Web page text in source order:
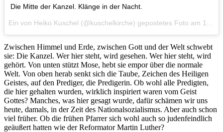
Die Mitte der Kanzel. Klänge in der Nacht.
Ein von Heiko Kuschel (@kuschelkirche) gepostetes Foto am 11. Dez 2015 um 14:42 Uhr
Zwischen Himmel und Erde, zwischen Gott und der Welt schwebt
sie: Die Kanzel. Wer hier steht, wird gesehen. Wer hier steht, wird
gehört. Von unten stützt Mose, hebt sie empor über die normale
Welt. Von oben herab senkt sich die Taube, Zeichen des Heiligen
Geistes, auf den Prediger, die Predigerin. Ob wohl alle Predigten,
die hier gehalten wurden, wirklich inspiriert waren vom Geist
Gottes? Manches, was hier gesagt wurde, dafür schämen wir uns
heute, damals, in der Zeit des Nationalsozialismus. Aber auch schon
viel früher. Ob die frühen Pfarrer sich wohl auch so judenfeindlich
geäußert hatten wie der Reformator Martin Luther?